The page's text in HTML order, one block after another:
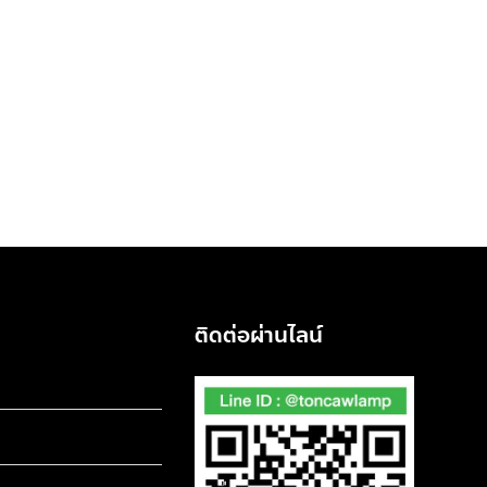
ติดต่อผ่านไลน์